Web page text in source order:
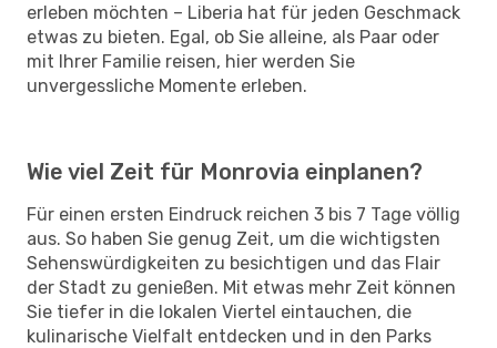
erleben möchten – Liberia hat für jeden Geschmack
etwas zu bieten. Egal, ob Sie alleine, als Paar oder
mit Ihrer Familie reisen, hier werden Sie
unvergessliche Momente erleben.
Wie viel Zeit für Monrovia einplanen?
Für einen ersten Eindruck reichen 3 bis 7 Tage völlig
aus. So haben Sie genug Zeit, um die wichtigsten
Sehenswürdigkeiten zu besichtigen und das Flair
der Stadt zu genießen. Mit etwas mehr Zeit können
Sie tiefer in die lokalen Viertel eintauchen, die
kulinarische Vielfalt entdecken und in den Parks